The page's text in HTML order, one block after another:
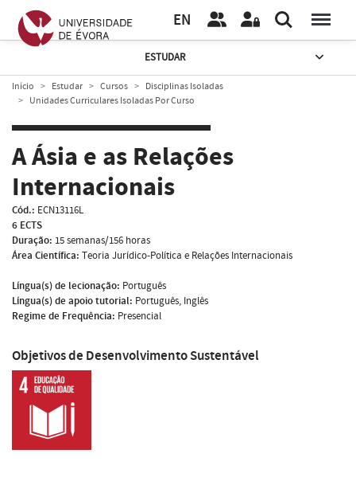
EN
ESTUDAR
Início Estudar Cursos
Disciplinas Isoladas
Unidades Curriculares Isoladas Por Curso
A Ásia e as Relações
Internacionais
Cód.: ECN13116L
6 ECTS
Duração: 15 semanas/156 horas
Área Científica: Teoria Jurídico-Política e Relações Internacionais
Língua(s) de lecionação: Português
Língua(s) de apoio tutorial: Português, Inglês
Regime de Frequência: Presencial
Objetivos de Desenvolvimento Sustentável